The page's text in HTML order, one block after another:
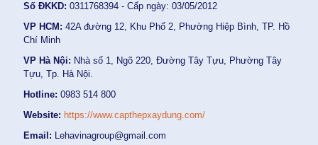
Số ĐKKD: 0311768394 - Cấp ngày: 03/05/2012
VP HCM: 42A đường 12, Khu Phố 2, Phường Hiệp Bình, TP. Hồ
Chí Minh
VP Hà Nội: Nhà số 1, Ngõ 220, Đường Tây Tựu, Phường Tây
Tựu, Tp. Hà Nội.
Hotline: 0983 514 800
Website: https://www.capthepxaydung.com/
Email: Lehavinagroup@gmail.com